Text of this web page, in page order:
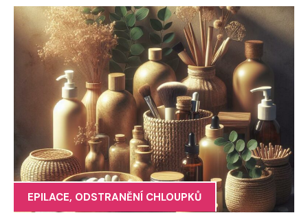
EPILACE, ODSTRANĚNÍ CHLOUPKŮ